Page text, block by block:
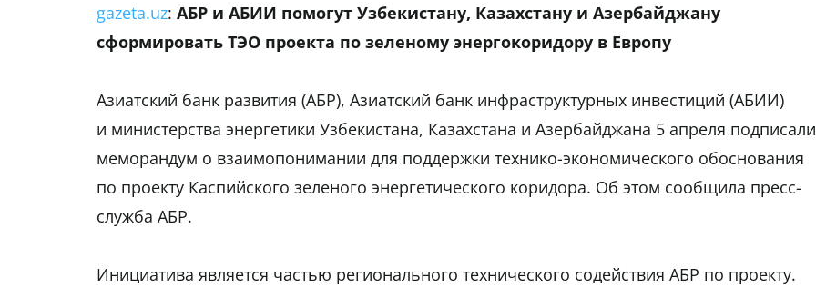
gazeta.uz: АБР и АБИИ помогут Узбекистану, Казахстану и Азербайджану
сформировать ТЭО проекта по зеленому энергокоридору в Европу
Азиатский банк развития (АБР), Азиатский банк инфраструктурных инвестиций (АБИИ)
и министерства энергетики Узбекистана, Казахстана и Азербайджана 5 апреля подписали
меморандум о взаимопонимании для поддержки технико-экономического обоснования
по проекту Каспийского зеленого энергетического коридора. Об этом сообщила пресс-
служба АБР.
Инициатива является частью регионального технического содействия АБР по проекту.